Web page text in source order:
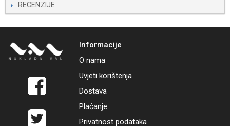
RECENZIJE
Informacije
O nama
Uvjeti korištenja
Dostava
Plaćanje
Privatnost podataka